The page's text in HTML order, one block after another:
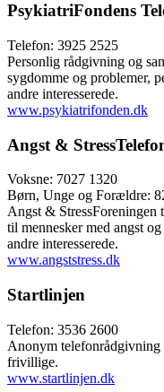
PsykiatriFondens
Telefon: 3925 2525
Personlig rådgivning og
sygdomme og problemer,
andre interesserede.
www.psykiatrifonden.dk
Angst &
Voksne: 7027 1320
Børn, Unge og Forældre:
Angst & StressForeningen
til mennesker med angst
andre interesserede.
www.angststress.dk
Startlinjen
Telefon: 3536 2600
Anonym telefonrådgivning
frivillige.
www.startlinjen.dk